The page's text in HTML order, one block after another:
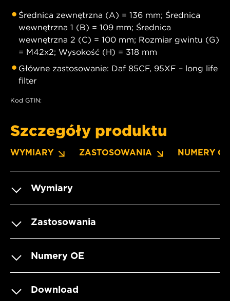
Średnica zewnętrzna (A) = 136 mm; Średnica
wewnętrzna 1 (B) = 109 mm; Średnica
wewnętrzna 2 (C) = 100 mm; Rozmiar gwintu (G)
= M42x2; Wysokość (H) = 318 mm
Główne zastosowanie: Daf 85CF, 95XF – long life
filter
Kod GTIN:
Szczegóły produktu
WYMIARY ZASTOSOWANIA NUMERY OE
Wymiary
Zastosowania
Numery OE
Download